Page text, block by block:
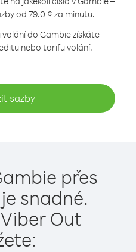
od 79.0 ¢ za minutu.
do Gambie získáte
nebo tarifu volání.
sazby
přes
snadné.
Out